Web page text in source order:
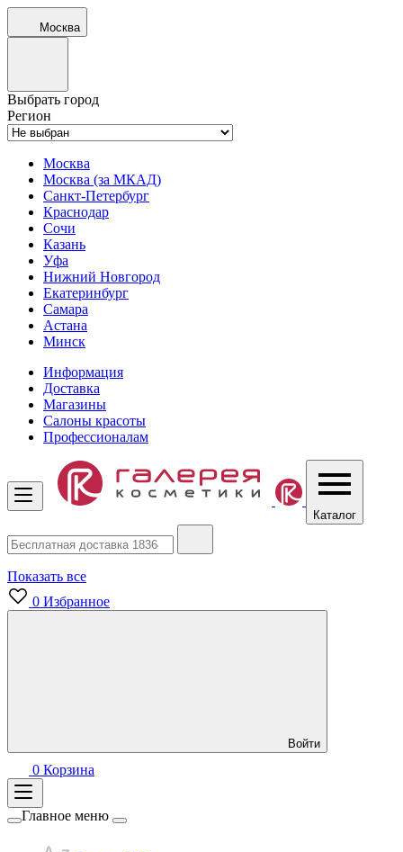
Москва
Выбрать город
Регион
Москва
Москва (за МКАД)
Санкт-Петербург
Краснодар
Сочи
Казань
Уфа
Нижний Новгород
Екатеринбург
Самара
Астана
Минск
Информация
Доставка
Магазины
Салоны красоты
Профессионалам
Каталог
Показать все
0 Избранное
Войти
0 Корзина
Главное меню